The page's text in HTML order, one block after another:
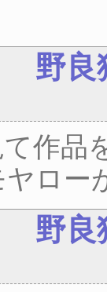
野良
作品
ロー
野良